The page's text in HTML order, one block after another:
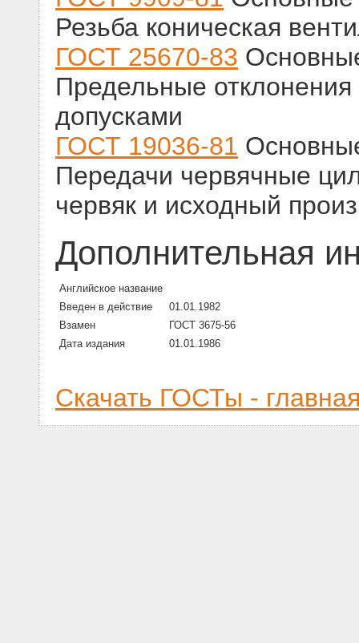
Резьба коническая
ГОСТ 25670-83
Предельные
допусками
ГОСТ 19036-81
Передачи червячные
червяк и исходный
Дополнительная
Английское название
Введен в действие
01.01.1982
Взамен
ГОСТ 3675-56
Дата издания
01.01.1986
Скачать ГОСТы -